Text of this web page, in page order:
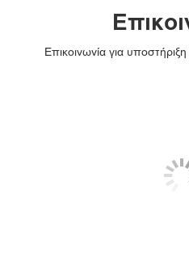
Επικοινωνία για